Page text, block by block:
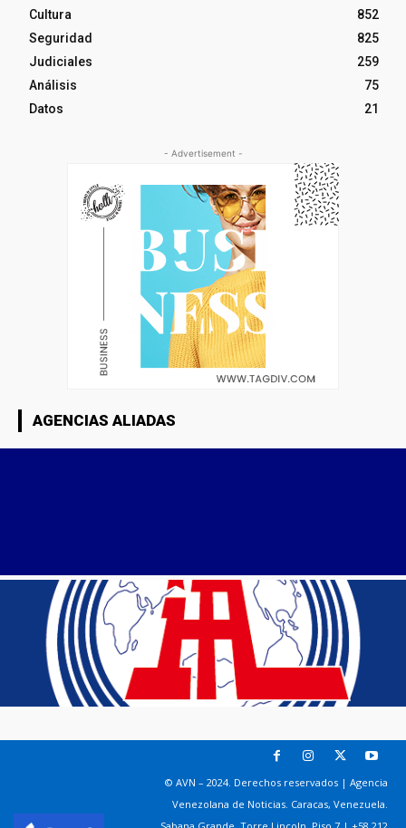
Cultura
852
Seguridad
825
Judiciales
259
Análisis
75
Datos
21
- Advertisement -
AGENCIAS ALIADAS
© AVN – 2024. Derechos reservados | Agencia
Venezolana de Noticias. Caracas, Venezuela.